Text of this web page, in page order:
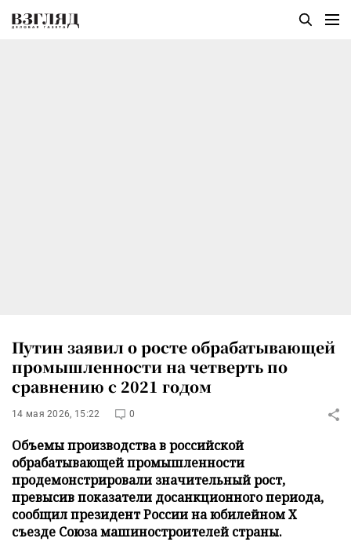
Путин заявил о росте обрабатывающей
промышленности на четверть по
сравнению с 2021 годом
14 мая 2026, 15:22 0
Объемы производства в российской
обрабатывающей промышленности
продемонстрировали значительный рост,
превысив показатели досанкционного периода,
сообщил президент России на юбилейном X
съезде Союза машиностроителей страны.